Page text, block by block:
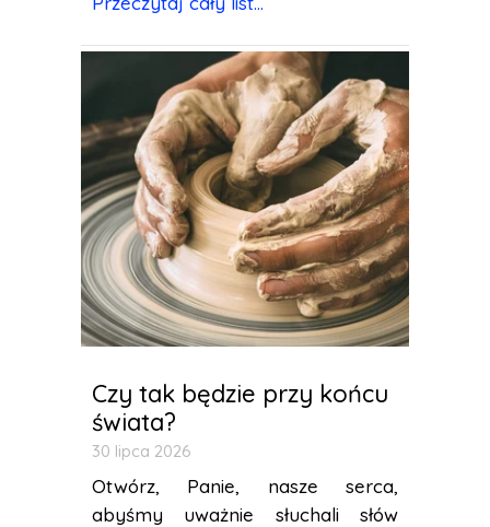
Czy tak będzie przy końcu
świata?
30 lipca 2026
Otwórz, Panie, nasze serca,
abyśmy uważnie słuchali słów